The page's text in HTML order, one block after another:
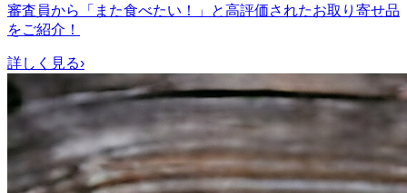
審査員から「また食べたい！」と高評価されたお取り寄せ品
をご紹介！
詳しく見る›